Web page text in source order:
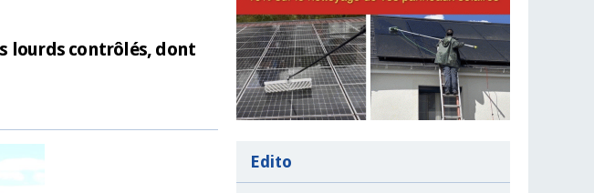
lourds contrôlés, dont
Edito